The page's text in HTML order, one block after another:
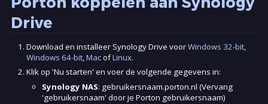
Download en installeer Synology Drive voorWindows 32-bit,
Windows 64-bit,MacofLinux.
Klik op 'Nu starten' en voer de volgende gegevens in:
Synology NAS: gebruikersnaam.porton.nl (Vervang
'gebruikersnaam' door je Porton gebruikersnaam)